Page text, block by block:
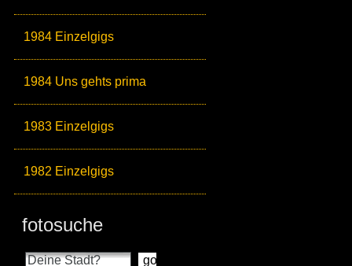
1984 Einzelgigs
1984 Uns gehts prima
1983 Einzelgigs
1982 Einzelgigs
fotosuche